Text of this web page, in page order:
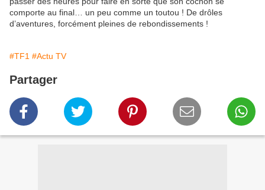
comporte au final… un peu comme un toutou ! De drôles
d’aventures, forcément pleines de rebondissements !
#TF1 #Actu TV
Partager